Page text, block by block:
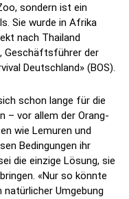
sondern ist ein
Sie wurde in Afrika
nach Thailand
Geschäftsführer der
Deutschland» (BOS).
schon lange für die
– vor allem der Orang-
wie Lemuren und
Bedingungen ihr
die einzige Lösung, sie
«Nur so könnte
Umgebung